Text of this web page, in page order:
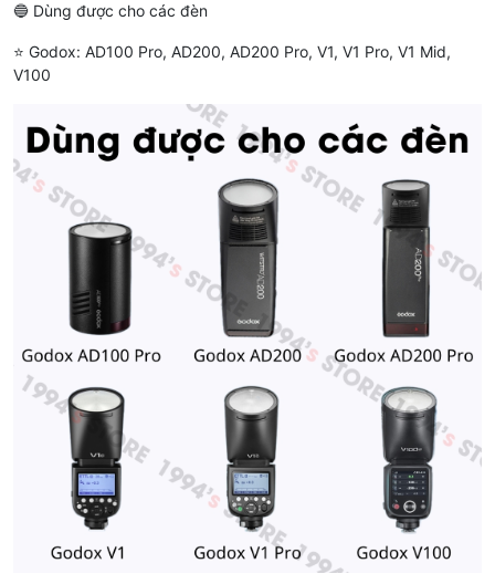
🔵 Dùng được cho các đèn
⭐️ Godox: AD100 Pro, AD200, AD200 Pro, V1, V1 Pro, V1 Mid,
V100